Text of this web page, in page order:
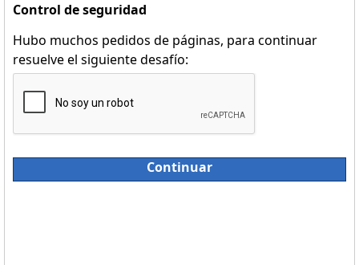
Control de seguridad
Hubo muchos pedidos de páginas, para continuar
resuelve el siguiente desafío:
Continuar